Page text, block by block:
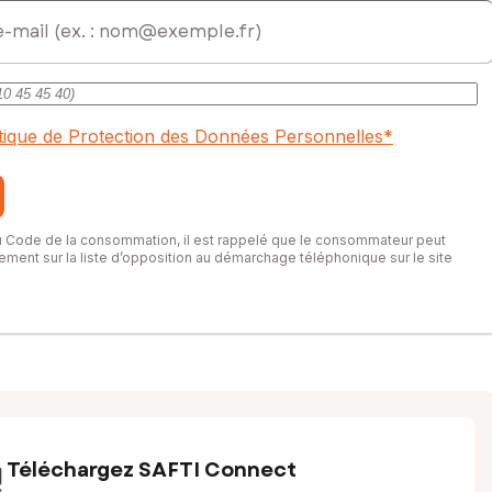
de Protection des Données Personnelles*
Code de la consommation, il est rappelé que le consommateur peut
sur la liste d’opposition au démarchage téléphonique sur le site
Téléchargez SAFTI Connect